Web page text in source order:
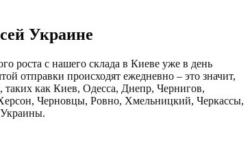
Украине
роста с нашего склада в Киеве уже в день
отправки происходят ежедневно – это значит,
как Киев, Одесса, Днепр, Чернигов,
Черновцы, Ровно, Хмельницкий, Черкассы,